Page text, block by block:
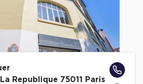
Republique 75011 Paris